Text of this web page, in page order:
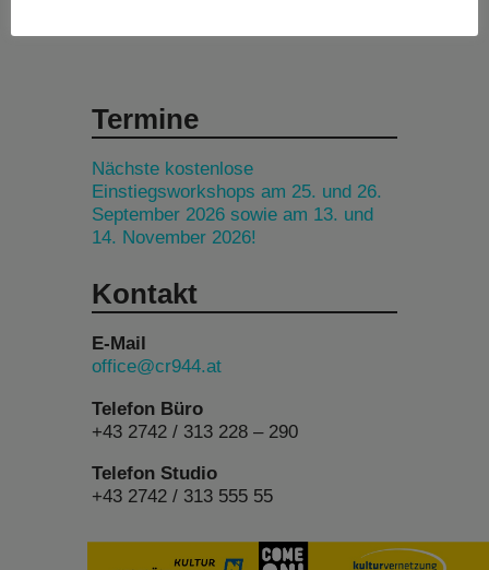
Termine
Nächste kostenlose
Einstiegsworkshops am 25. und 26.
September 2026 sowie am 13. und
14. November 2026!
Kontakt
E-Mail
office@cr944.at
Telefon Büro
+43 2742 / 313 228 – 290
Telefon Studio
+43 2742 / 313 555 55